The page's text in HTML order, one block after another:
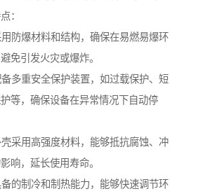
：
防爆材料和结构，确保在易燃易爆环
免引发火灾或爆炸。
多重安全保护装置，如过载保护、短
等，确保设备在异常情况下自动停
采用高强度材料，能够抵抗腐蚀、冲
响，延长使用寿命。
的制冷和制热能力，能够快速调节环